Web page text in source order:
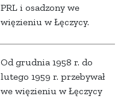
PRL i osadzony we
więzieniu w Łęczycy.
Od grudnia 1958 r. do
lutego 1959 r. przebywał
we więzieniu w Łęczycy